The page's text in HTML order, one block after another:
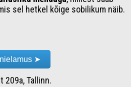
sel hetkel kõige sobilikum näib.
➤
209a, Tallinn.